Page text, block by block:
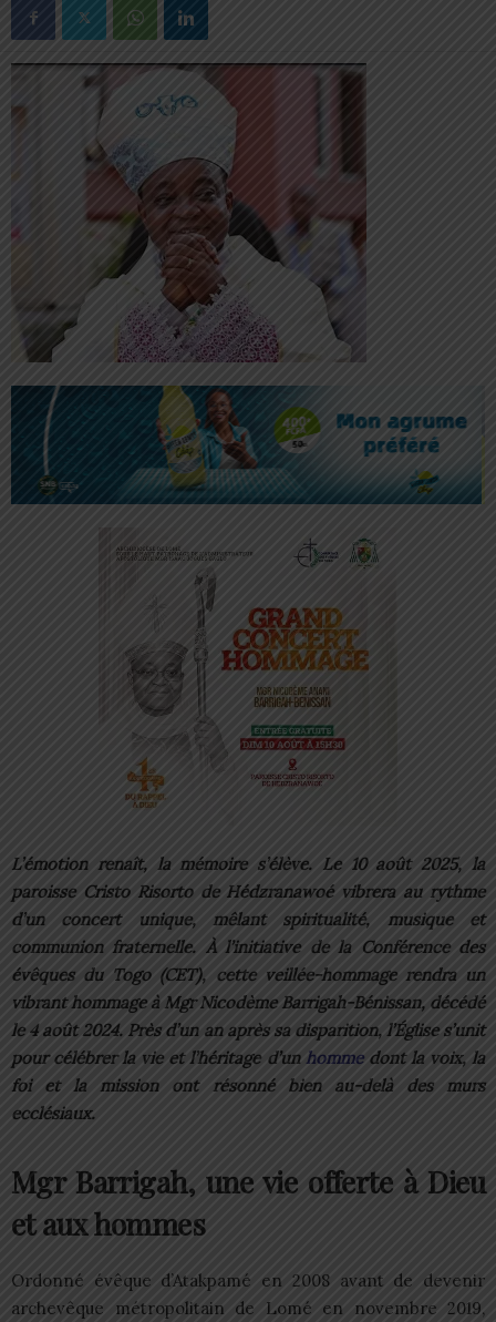
L’émotion renaît, la mémoire s’élève. Le 10 août 2025, la
paroisse Cristo Risorto de Hédzranawoé vibrera au rythme
d’un concert unique, mêlant spiritualité, musique et
communion fraternelle. À l’initiative de la Conférence des
évêques du Togo (CET), cette veillée-hommage rendra un
vibrant hommage à Mgr Nicodème Barrigah-Bénissan, décédé
le 4 août 2024. Près d’un an après sa disparition, l’Église s’unit
pour célébrer la vie et l’héritage d’un hommedont la voix, la
foi et la mission ont résonné bien au-delà des murs
ecclésiaux.
Mgr Barrigah, une vie offerte à Dieu
et aux hommes
Ordonné évêque d’Atakpamé en 2008 avant de devenir
archevêque métropolitain de Lomé en novembre 2019,